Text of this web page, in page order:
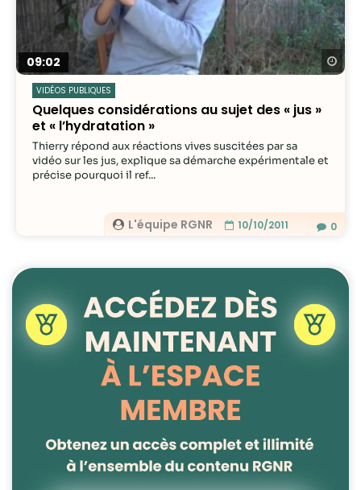
09:02
VIDÉOS PUBLIQUES
Quelques considérations au sujet des « jus »
et « l’hydratation »
L'équipe RGNR 10/10/2011
Thierry répond aux réactions vives suscitées par sa
vidéo sur les jus, explique sa démarche expérimentale et
précise pourquoi il ref...
0
Afin que notre
site Web
fonctionne
aussi bien que
possible lors
Si vous refusez
certaines
fonctionnalités
En partageant
votre
comportement
lorsque vous
visitez notre
site, vous
augmentez les
chances de
voir du
contenu et des
offres
personnalisés.